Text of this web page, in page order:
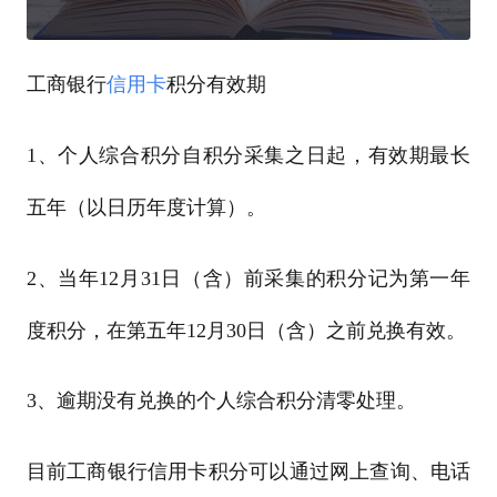
工商银行信用卡积分有效期
1、个人综合积分自积分采集之日起，有效期最长
五年（以日历年度计算）。
2、当年12月31日（含）前采集的积分记为第一年
度积分，在第五年12月30日（含）之前兑换有效。
3、逾期没有兑换的个人综合积分清零处理。
目前工商银行信用卡积分可以通过网上查询、电话